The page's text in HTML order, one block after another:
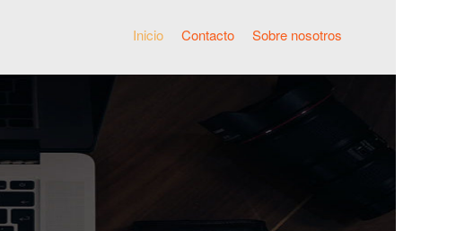
Inicio Contacto Sobre nosotros